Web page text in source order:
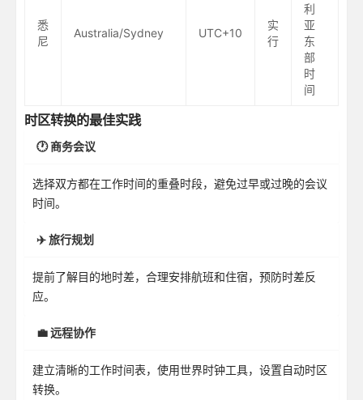
悉
尼
Australia/Sydney UTC+10
实
行
利
亚
东
部
时
间
时区转换的最佳实践
🕐 商务会议
选择双方都在工作时间的重叠时段，避免过早或过晚的会议
时间。
✈️ 旅行规划
提前了解目的地时差，合理安排航班和住宿，预防时差反
应。
💼 远程协作
建立清晰的工作时间表，使用世界时钟工具，设置自动时区
转换。